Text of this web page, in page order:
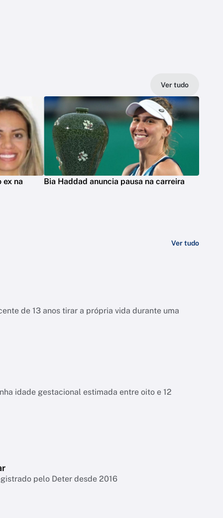
Ver tudo
ex na
Bia Haddad anuncia pausa na carreira
Ver tudo
de 13 anos tirar a própria vida durante uma
idade gestacional estimada entre oito e 12
pelo Deter desde 2016